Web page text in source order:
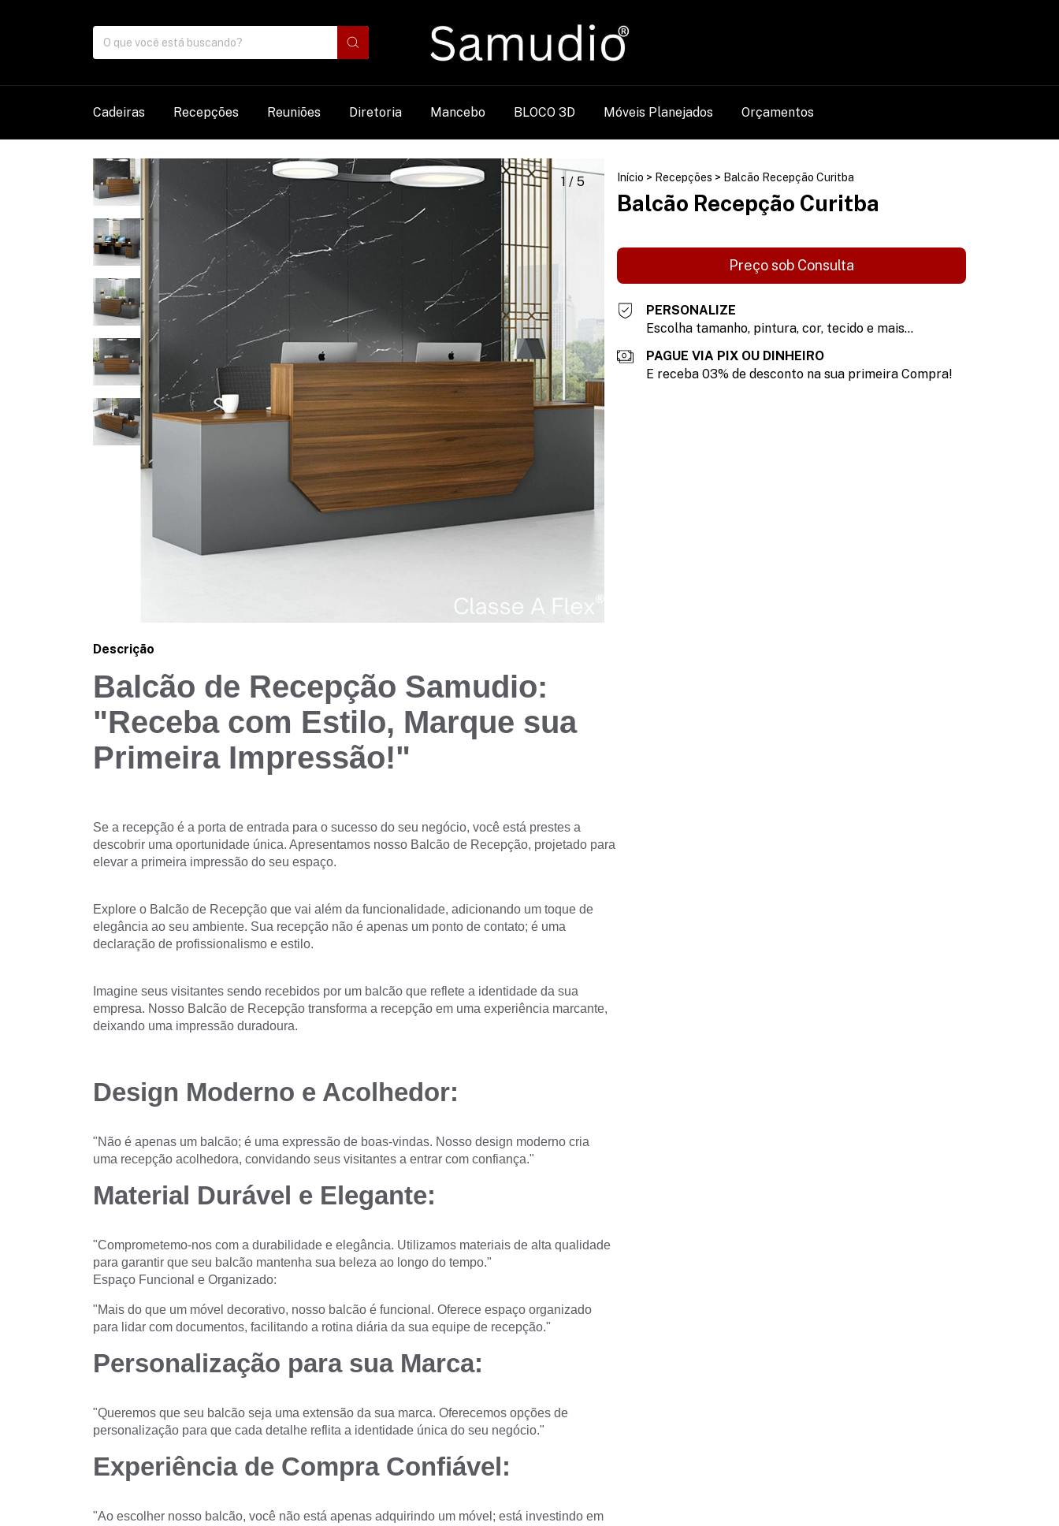
Cadeiras Recepções Reuniões Diretoria Mancebo BLOCO 3D Móveis Planejados Orçamentos
1 / 5 Início > Recepções > Balcão Recepção Curitba
Balcão Recepção Curitba
PERSONALIZE
Escolha tamanho, pintura, cor, tecido e mais...
PAGUE VIA PIX OU DINHEIRO
E receba 03% de desconto na sua primeira Compra!
Descrição
Balcão de Recepção Samudio:
"Receba com Estilo, Marque sua
Primeira Impressão!"
Se a recepção é a porta de entrada para o sucesso do seu negócio, você está prestes a
descobrir uma oportunidade única. Apresentamos nosso Balcão de Recepção, projetado para
elevar a primeira impressão do seu espaço.
Explore o Balcão de Recepção que vai além da funcionalidade, adicionando um toque de
elegância ao seu ambiente. Sua recepção não é apenas um ponto de contato; é uma
declaração de profissionalismo e estilo.
Imagine seus visitantes sendo recebidos por um balcão que reflete a identidade da sua
empresa. Nosso Balcão de Recepção transforma a recepção em uma experiência marcante,
deixando uma impressão duradoura.
Design Moderno e Acolhedor:
"Não é apenas um balcão; é uma expressão de boas-vindas. Nosso design moderno cria
uma recepção acolhedora, convidando seus visitantes a entrar com confiança."
Material Durável e Elegante:
"Comprometemo-nos com a durabilidade e elegância. Utilizamos materiais de alta qualidade
para garantir que seu balcão mantenha sua beleza ao longo do tempo."
Espaço Funcional e Organizado:
"Mais do que um móvel decorativo, nosso balcão é funcional. Oferece espaço organizado
para lidar com documentos, facilitando a rotina diária da sua equipe de recepção."
Personalização para sua Marca:
"Queremos que seu balcão seja uma extensão da sua marca. Oferecemos opções de
personalização para que cada detalhe reflita a identidade única do seu negócio."
Experiência de Compra Confiável:
"Ao escolher nosso balcão, você não está apenas adquirindo um móvel; está investindo em